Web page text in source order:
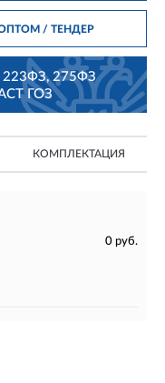
ОПТОМ/ ТЕНДЕР
223ФЗ, 275ФЗ
ГОЗ
КОМПЛЕКТАЦИЯ
0 руб.